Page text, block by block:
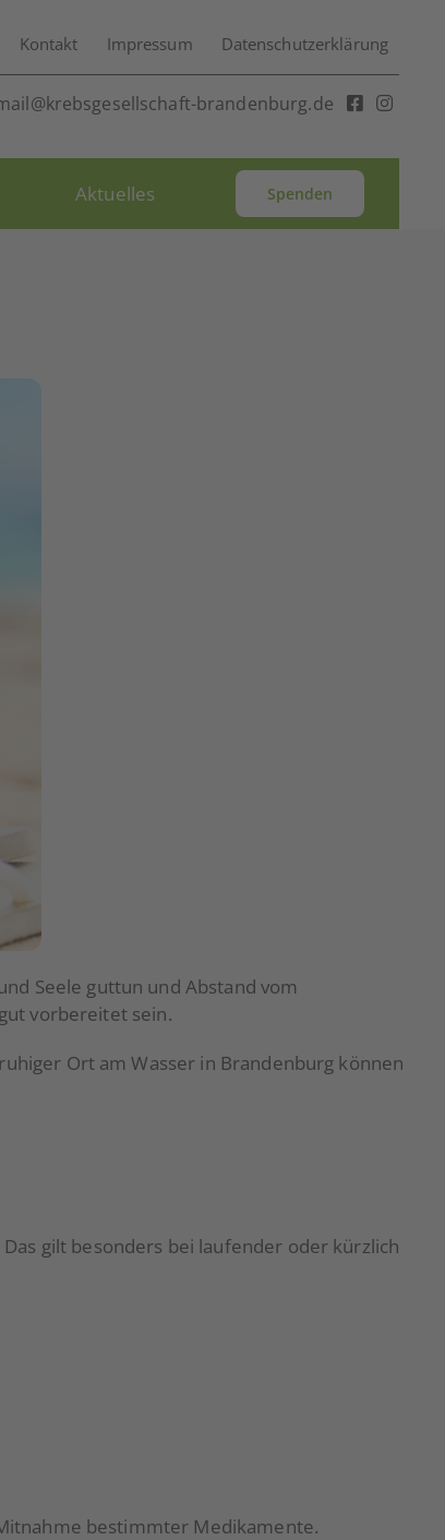
Kontakt Impressum Datenschutzerklärung
brandenburg.de
Aktuelles Spenden
Seele guttun und Abstand vom
vorbereitet sein.
Ort am Wasser in Brandenburg können
gilt besonders bei laufender oder kürzlich
bestimmter Medikamente.